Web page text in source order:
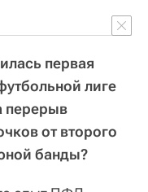
первая
лиге
перерыв
от второго
банды?